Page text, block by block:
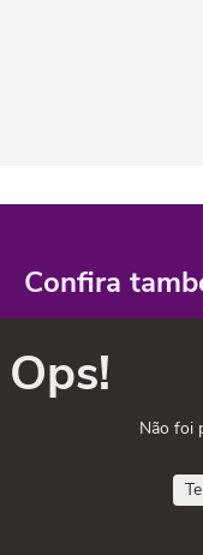
Confira
Ops!
Não foi